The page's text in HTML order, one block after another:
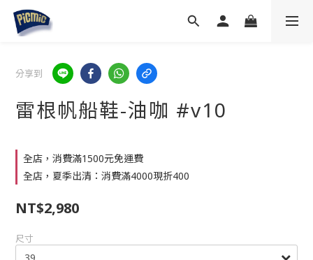
分享到
雷根帆船鞋-油咖 #v10
全店，消費滿1500元免運費
全店，夏季出清：消費滿4000現折400
NT$2,980
尺寸